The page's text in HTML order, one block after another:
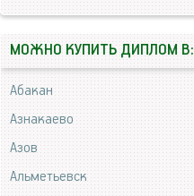
МОЖНО КУПИТЬ ДИПЛОМ В:
Абакан
Азнакаево
Азов
Альметьевск